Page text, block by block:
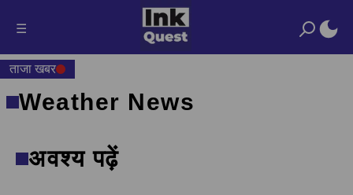
☰
ताजा खबर
Weather News
अवश्य पढ़ें